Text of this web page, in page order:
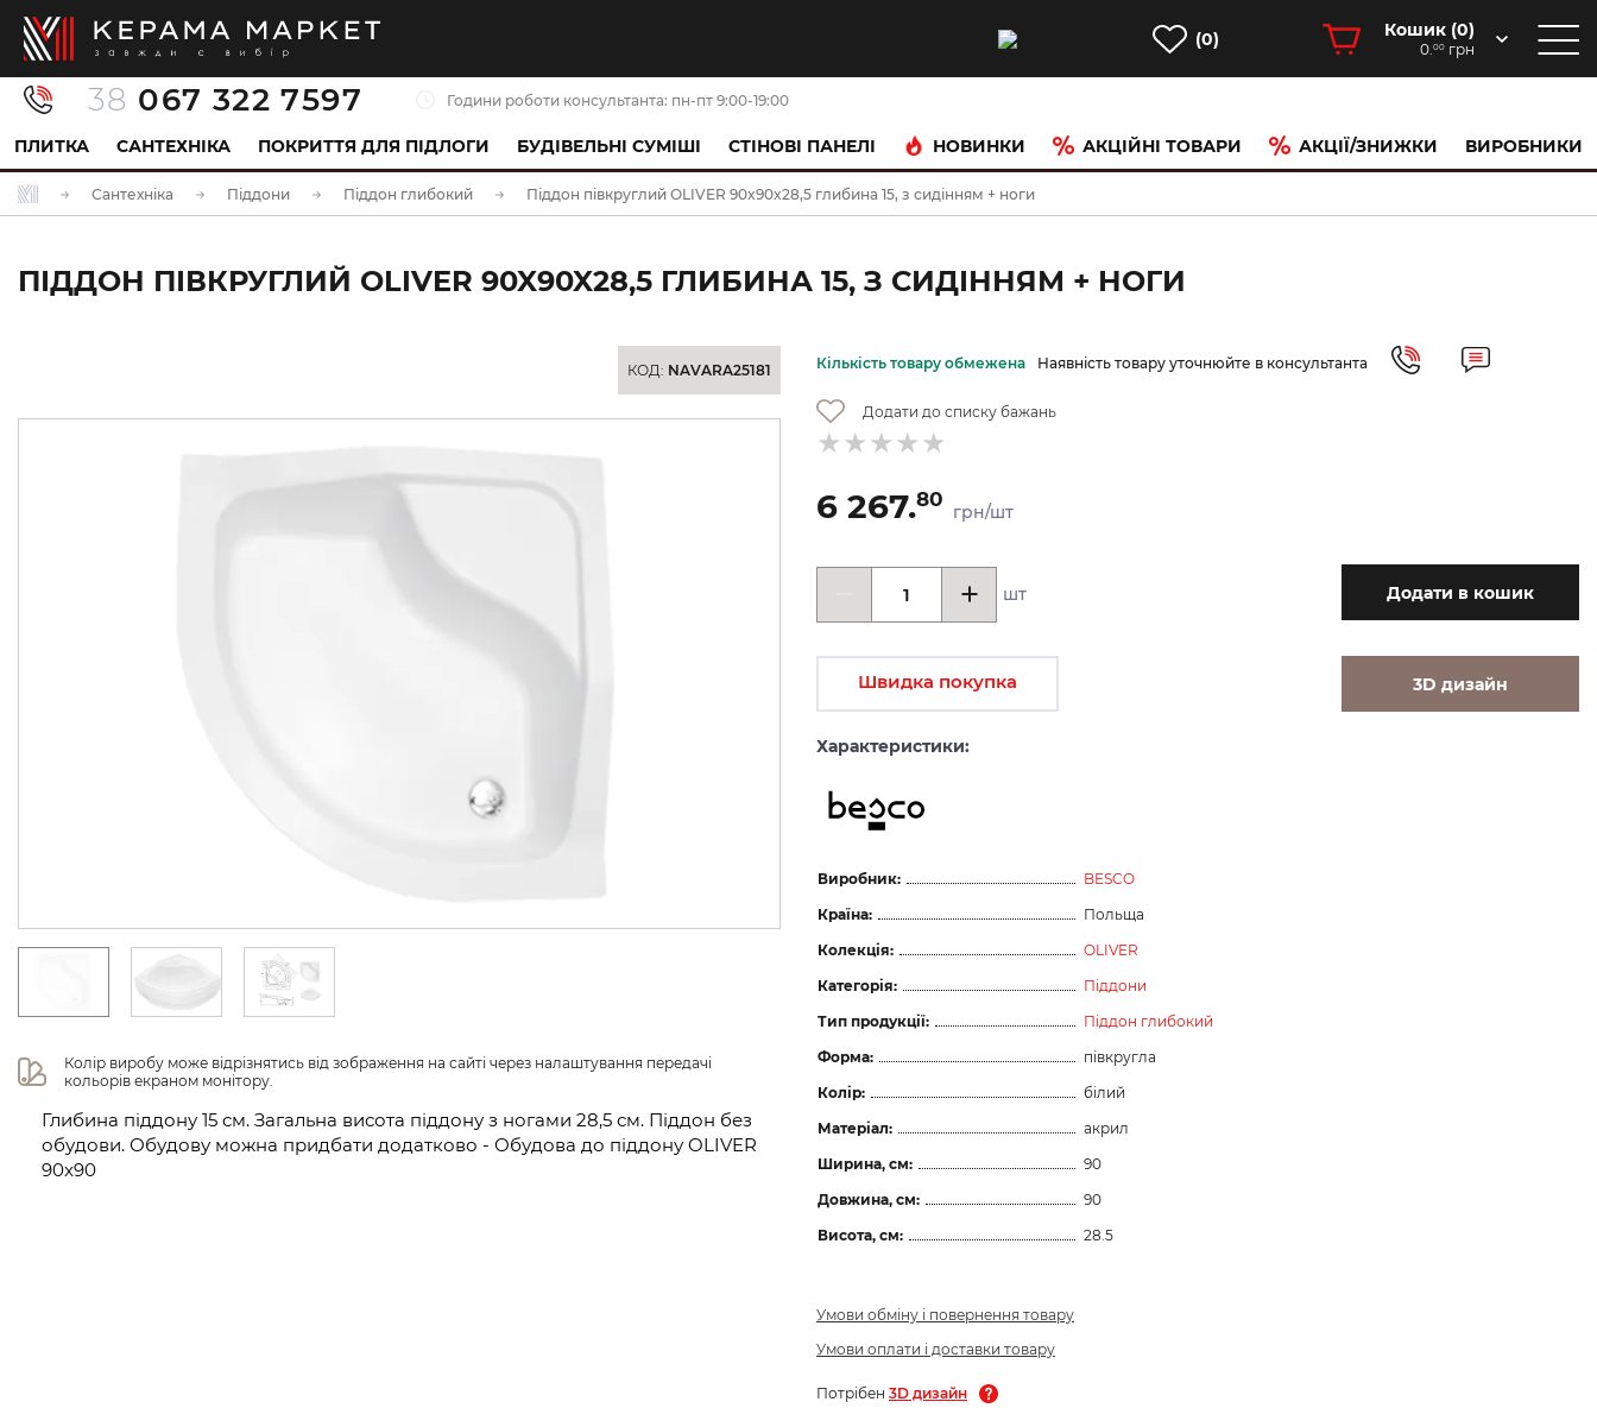
(0) Кошик (0)
0.00 грн
38 067 322 7597 Години роботи консультанта: пн-пт 9:00-19:00
ПЛИТКА САНТЕХНІКА ПОКРИТТЯ ДЛЯ ПІДЛОГИ БУДІВЕЛЬНІ СУМІШІ CТІНОВІ ПАНЕЛІ НОВИНКИ АКЦІЙНІ ТОВАРИ АКЦІЇ/ЗНИЖКИ ВИРОБНИКИ
Сантехніка Піддони Піддон глибокий Піддон півкруглий OLIVER 90x90x28,5 глибина 15, з сидінням + ноги
ПІДДОН ПІВКРУГЛИЙ OLIVER 90X90X28,5 ГЛИБИНА 15, З СИДІННЯМ + НОГИ
КОД: NAVARA25181
Колір виробу може відрізнятись від зображення на сайті через налаштування передачі
кольорів екраном монітору.
Глибина піддону 15 см. Загальна висота піддону з ногами 28,5 см. Піддон без
обудови. Обудову можна придбати додатково - Обудова до піддону OLIVER
90x90
Кількість товару обмежена Наявність товару уточнюйте в консультанта
Додати до списку бажань
6 267.80
грн/шт
шт Додати в кошик
Швидка покупка 3D дизайн
Характеристики:
Виробник:
BESCO
Країна:
Польща
Колекція:
OLIVER
Категорія:
Піддони
Тип продукції:
Піддон глибокий
Форма:
півкругла
Колір:
білий
Матеріал:
акрил
Ширина, см:
90
Довжина, см:
90
Висота, см:
28.5
Умови обміну і повернення товару
Умови оплати і доставки товару
Потрібен 3D дизайн